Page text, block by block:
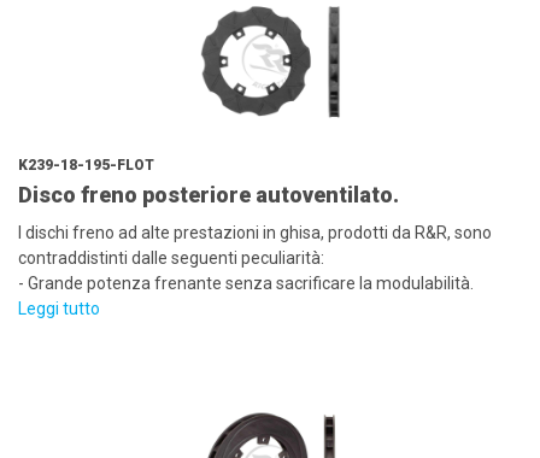
K239-18-195-FLOT
Disco freno posteriore autoventilato.
I dischi freno ad alte prestazioni in ghisa, prodotti da R&R, sono
contraddistinti dalle seguenti peculiarità:
- Grande potenza frenante senza sacrificare la modulabilità.
Leggi tutto